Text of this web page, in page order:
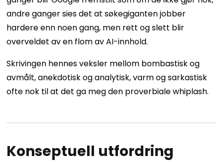
andre ganger sies det at søkegiganten jobber
hardere enn noen gang, men rett og slett blir
overveldet av en flom av AI-innhold.
Skrivingen hennes veksler mellom bombastisk og
avmålt, anekdotisk og analytisk, varm og sarkastisk
ofte nok til at det ga meg den proverbiale whiplash.
Konseptuell utfordring